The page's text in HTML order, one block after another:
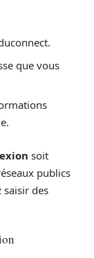
que vous
soit
publics
saisir des